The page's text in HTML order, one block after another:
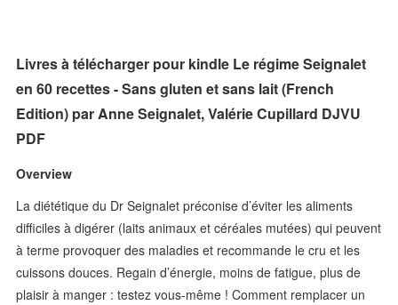
Livres à télécharger pour kindle Le régime Seignalet
en 60 recettes - Sans gluten et sans lait (French
Edition) par Anne Seignalet, Valérie Cupillard DJVU
PDF
Overview
La diététique du Dr Seignalet préconise d’éviter les aliments
difficiles à digérer (laits animaux et céréales mutées) qui peuvent
à terme provoquer des maladies et recommande le cru et les
cuissons douces. Regain d’énergie, moins de fatigue, plus de
plaisir à manger : testez vous-même ! Comment remplacer un